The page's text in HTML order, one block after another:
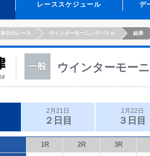
レーススケジュール デ
本日のレース ウインターモーニングバトル 結果
ウインターモー
2月21日
２日目
2月22日
３日目
1R 2R 3R